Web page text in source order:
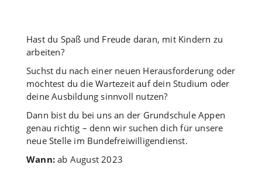
Hast du Spaß und Freude daran, mit Kindern zu
arbeiten?
Suchst du nach einer neuen Herausforderung oder
möchtest du die Wartezeit auf dein Studium oder
deine Ausbildung sinnvoll nutzen?
Dann bist du bei uns an der Grundschule Appen
genau richtig – denn wir suchen dich für unsere
neue Stelle im Bundefreiwilligendienst.
Wann: ab August 2023